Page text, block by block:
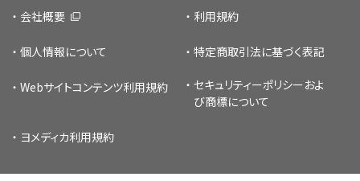
会社概要 利用規約
個人情報について 特定商取引法に基づく表記
Webサイトコンテンツ利用規約 セキュリティーポリシー およ
び商標について
ヨメディカ利用規約